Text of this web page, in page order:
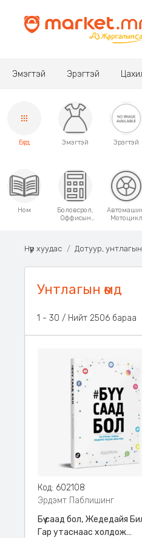
Эмэгтэй Эрэгтэй
Бүгд Эмэгтэй Эрэгтэй
Ном
Боловсрол,
Оффисын
Мотоцикл
Нүүр хуудас Дотуур,
Унтлагын өмд
1 - 30 / Нийт 2506 бараа
Код: 602108
Эрдэмт Паблишинг
Бүү саад бол, Жедедайя
Гар утаснаас холдож